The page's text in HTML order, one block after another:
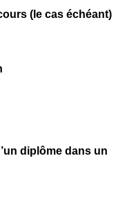
(le cas échéant)
diplôme dans un